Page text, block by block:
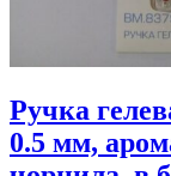
Ручка
0.5 мм,